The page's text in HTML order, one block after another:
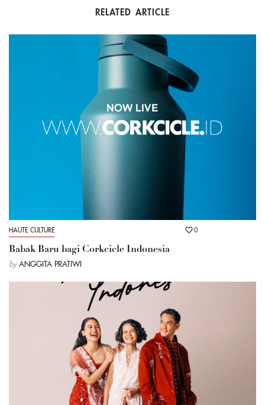
RELATED ARTICLE
HAUTE CULTURE 0
Babak Baru bagi Corkcicle Indonesia
by ANGGITA PRATIWI